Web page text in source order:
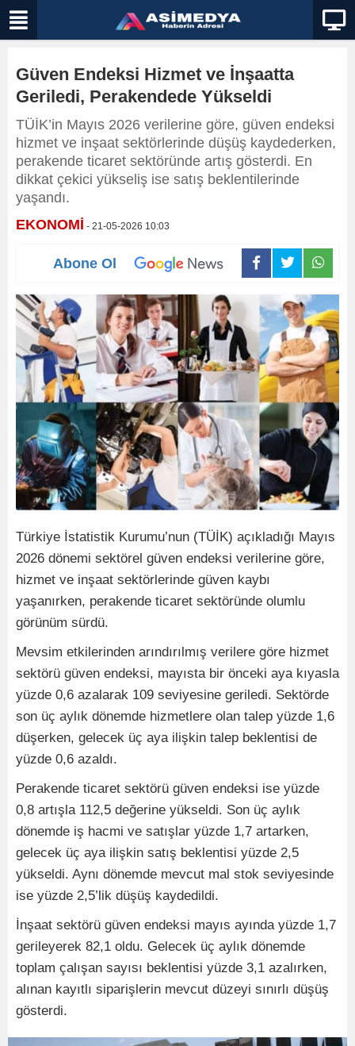
Güven Endeksi Hizmet ve İnşaatta
Geriledi, Perakendede Yükseldi
TÜİK’in Mayıs 2026 verilerine göre, güven endeksi
hizmet ve inşaat sektörlerinde düşüş kaydederken,
perakende ticaret sektöründe artış gösterdi. En
dikkat çekici yükseliş ise satış beklentilerinde
yaşandı.
EKONOMİ - 21-05-2026 10:03
Abone Ol
Türkiye İstatistik Kurumu’nun (TÜİK) açıkladığı Mayıs
2026 dönemi sektörel güven endeksi verilerine göre,
hizmet ve inşaat sektörlerinde güven kaybı
yaşanırken, perakende ticaret sektöründe olumlu
görünüm sürdü.
Mevsim etkilerinden arındırılmış verilere göre hizmet
sektörü güven endeksi, mayısta bir önceki aya kıyasla
yüzde 0,6 azalarak 109 seviyesine geriledi. Sektörde
son üç aylık dönemde hizmetlere olan talep yüzde 1,6
düşerken, gelecek üç aya ilişkin talep beklentisi de
yüzde 0,6 azaldı.
Perakende ticaret sektörü güven endeksi ise yüzde
0,8 artışla 112,5 değerine yükseldi. Son üç aylık
dönemde iş hacmi ve satışlar yüzde 1,7 artarken,
gelecek üç aya ilişkin satış beklentisi yüzde 2,5
yükseldi. Aynı dönemde mevcut mal stok seviyesinde
ise yüzde 2,5’lik düşüş kaydedildi.
İnşaat sektörü güven endeksi mayıs ayında yüzde 1,7
gerileyerek 82,1 oldu. Gelecek üç aylık dönemde
toplam çalışan sayısı beklentisi yüzde 3,1 azalırken,
alınan kayıtlı siparişlerin mevcut düzeyi sınırlı düşüş
gösterdi.